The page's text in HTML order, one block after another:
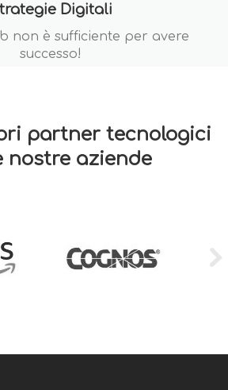
Digitali
non è sufficiente per avere
successo!
partner tecnologici
nostre aziende